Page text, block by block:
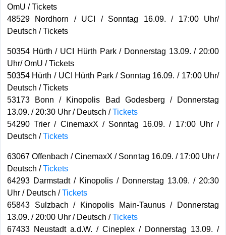
OmU / Tickets
48529 Nordhorn / UCI / Sonntag 16.09. / 17:00 Uhr/
Deutsch / Tickets
50354 Hürth / UCI Hürth Park / Donnerstag 13.09. / 20:00
Uhr/ OmU / Tickets
50354 Hürth / UCI Hürth Park / Sonntag 16.09. / 17:00 Uhr/
Deutsch / Tickets
53173 Bonn / Kinopolis Bad Godesberg / Donnerstag
13.09. / 20:30 Uhr / Deutsch /Tickets
54290 Trier / CinemaxX / Sonntag 16.09. / 17:00 Uhr /
Deutsch /Tickets
63067 Offenbach / CinemaxX / Sonntag 16.09. / 17:00 Uhr /
Deutsch /Tickets
64293 Darmstadt / Kinopolis / Donnerstag 13.09. / 20:30
Uhr / Deutsch /Tickets
65843 Sulzbach / Kinopolis Main-Taunus / Donnerstag
13.09. / 20:00 Uhr / Deutsch /Tickets
67433 Neustadt a.d.W. / Cineplex / Donnerstag 13.09. /